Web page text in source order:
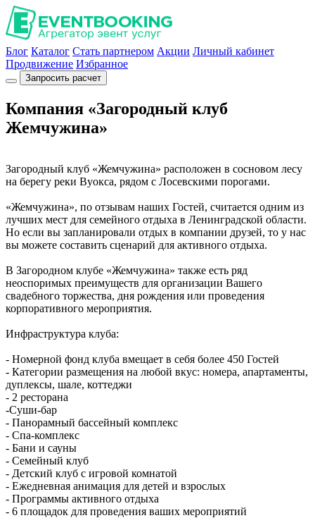
Блог Каталог Стать партнером Акции Личный кабинет
Продвижение Избранное
Запросить расчет
Компания «Загородный клуб
Жемчужина»
Загородный клуб «Жемчужина» расположен в сосновом лесу
на берегу реки Вуокса, рядом с Лосевскими порогами.
«Жемчужина», по отзывам наших Гостей, считается одним из
лучших мест для семейного отдыха в Ленинградской области.
Но если вы запланировали отдых в компании друзей, то у нас
вы можете составить сценарий для активного отдыха.
В Загородном клубе «Жемчужина» также есть ряд
неоспоримых преимуществ для организации Вашего
свадебного торжества, дня рождения или проведения
корпоративного мероприятия.
Инфраструктура клуба:
- Номерной фонд клуба вмещает в себя более 450 Гостей
- Категории размещения на любой вкус: номера, апартаменты,
дуплексы, шале, коттеджи
- 2 ресторана
-Суши-бар
- Панорамный бассейный комплекс
- Спа-комплекс
- Бани и сауны
- Семейный клуб
- Детский клуб с игровой комнатой
- Ежедневная анимация для детей и взрослых
- Программы активного отдыха
- 6 площадок для проведения ваших мероприятий